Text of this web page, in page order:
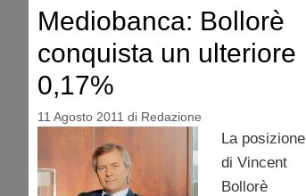
Mediobanca: Bollorè
conquista un ulteriore
0,17%
11 Agosto 2011 di Redazione
La posizione
di Vincent
Bollorè